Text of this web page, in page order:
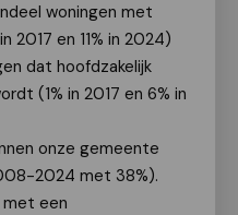
woningen met
2017 en 11% in 2024)
dat hoofdzakelijk
(1% in 2017 en 6% in
onze gemeente
2024 met 38%).
met een